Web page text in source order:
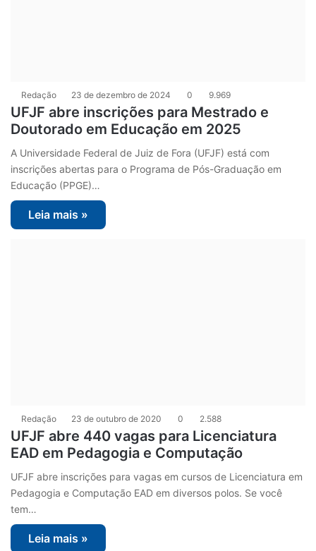
Redação 23 de dezembro de 2024 0 9.969
UFJF abre inscrições para Mestrado e
Doutorado em Educação em 2025
A Universidade Federal de Juiz de Fora (UFJF) está com
inscrições abertas para o Programa de Pós-Graduação em
Educação (PPGE)…
Leia mais »
Redação 23 de outubro de 2020 0 2.588
UFJF abre 440 vagas para Licenciatura
EAD em Pedagogia e Computação
UFJF abre inscrições para vagas em cursos de Licenciatura em
Pedagogia e Computação EAD em diversos polos. Se você
tem…
Leia mais »